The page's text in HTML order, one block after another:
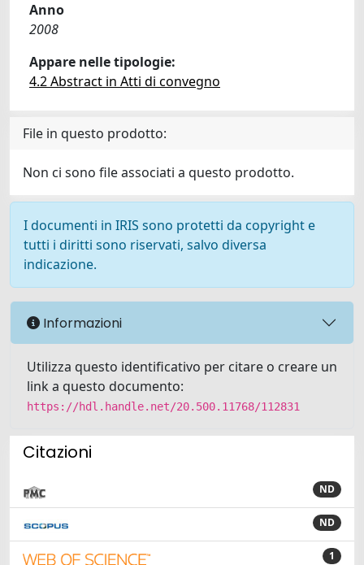
Anno
2008
Appare nelle tipologie:
4.2 Abstract in Atti di convegno
File in questo prodotto:
Non ci sono file associati a questo prodotto.
I documenti in IRIS sono protetti da copyright e
tutti i diritti sono riservati, salvo diversa
indicazione.
Informazioni
Utilizza questo identificativo per citare o creare un
link a questo documento:
https://hdl.handle.net/20.500.11768/112831
Citazioni
ND
ND
1